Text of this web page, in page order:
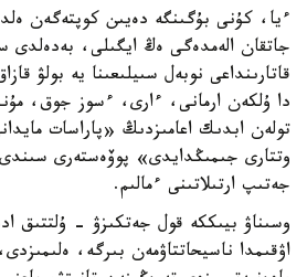
ءيا، كۇنى بۇگىنگە دەيىن كوپتەگەن
جاتقان الەمدەگى ەڭ ايگىلى، بەدەلدى
قاتارىنداعى نوبەل سىيلىعىنا يە بولۋ
دا ۇلكەن ارمانى، ءارى، ءسوز جوق،
تولەن ابدىك اعامىزدىڭ «پاراسات
وتتارى جىمىڭدايدى» پوۆەستەرى سىندى
جەتىپ ارتىلاتىنى ءمالىم.
وسىناۋ بيىككە قول جەتكىزۋ - ۇلتتىق
اۋقىمدا ناسيحاتتاۋمەن بىرگە،